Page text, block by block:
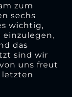
zum
sechs
wichtig,
einzulegen,
das
sind wir
uns freut
letzten